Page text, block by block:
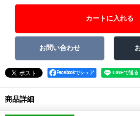
Facebookでシェア
商品詳細